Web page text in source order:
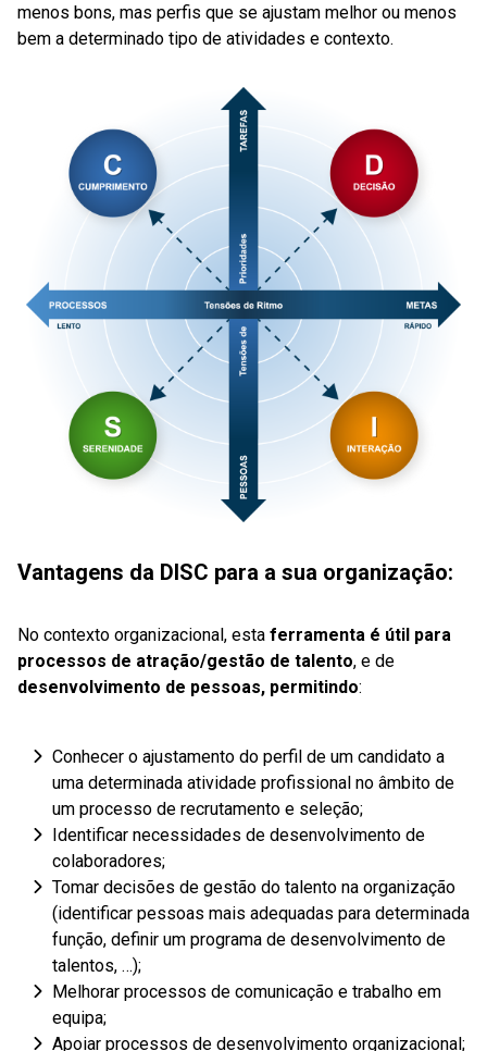
menos bons, mas perfis que se ajustam melhor ou menos
bem a determinado tipo de atividades e contexto.
Vantagens da DISC para a sua organização:
No contexto organizacional, esta ferramenta é útil para
processos de atração/gestão de talento, e de
desenvolvimento de pessoas, permitindo:
Conhecer o ajustamento do perfil de um candidato a
uma determinada atividade profissional no âmbito de
um processo de recrutamento e seleção;
Identificar necessidades de desenvolvimento de
colaboradores;
Tomar decisões de gestão do talento na organização
(identificar pessoas mais adequadas para determinada
função, definir um programa de desenvolvimento de
talentos, …);
Melhorar processos de comunicação e trabalho em
equipa;
Apoiar processos de desenvolvimento organizacional;